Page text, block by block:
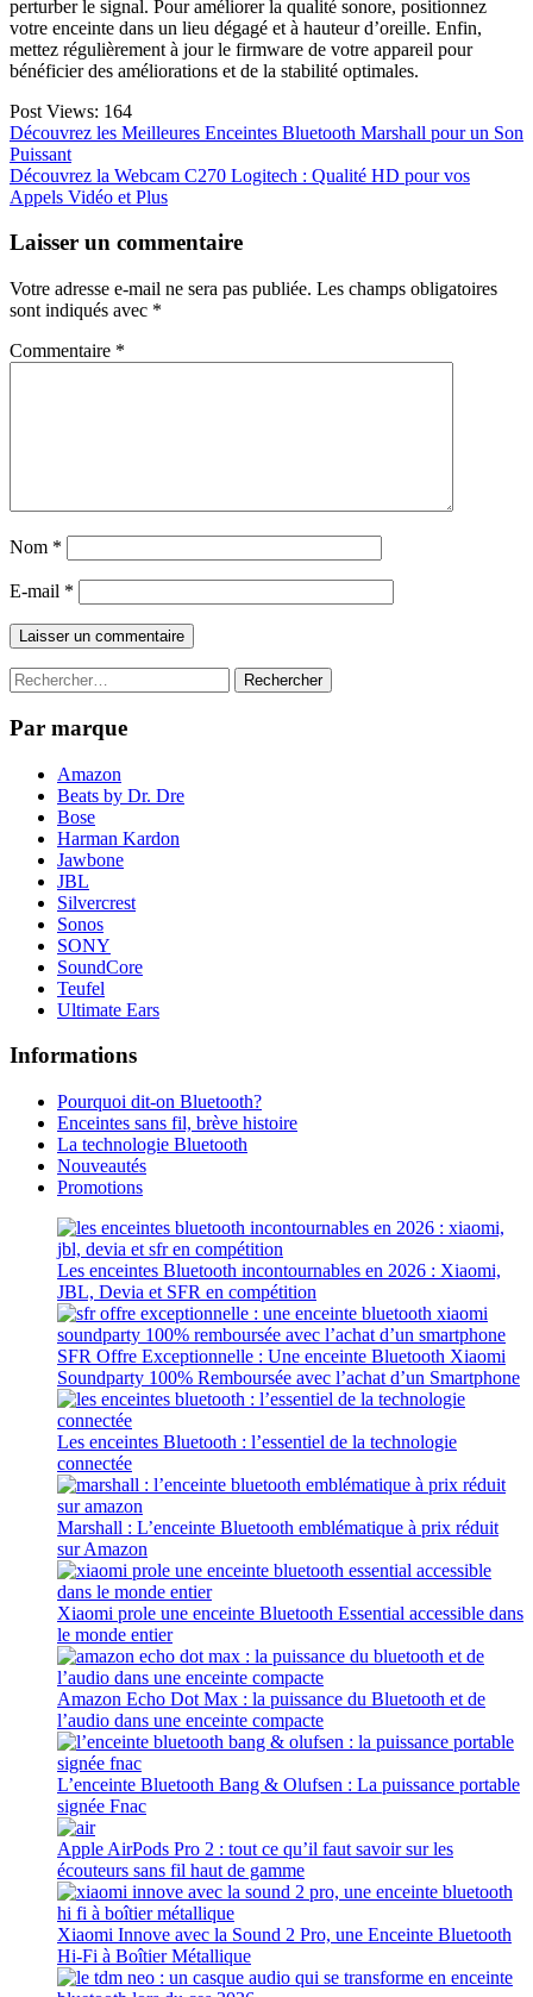
perturber le signal. Pour améliorer la qualité sonore, positionnez
votre enceinte dans un lieu dégagé et à hauteur d’oreille. Enfin,
mettez régulièrement à jour le firmware de votre appareil pour
bénéficier des améliorations et de la stabilité optimales.
Post Views: 164
Navigation
de
l’article
Découvrez les Meilleures Enceintes Bluetooth Marshall pour un Son
Puissant
Découvrez la Webcam C270 Logitech : Qualité HD pour vos
Appels Vidéo et Plus
Laisser un commentaire
Votre adresse e-mail ne sera pas publiée. Les champs obligatoires
sont indiqués avec *
Commentaire *
Nom *
E-mail *
Rechercher :
Par marque
Amazon
Beats by Dr. Dre
Bose
Harman Kardon
Jawbone
JBL
Silvercrest
Sonos
SONY
SoundCore
Teufel
Ultimate Ears
Informations
Pourquoi dit-on Bluetooth?
Enceintes sans fil, brève histoire
La technologie Bluetooth
Nouveautés
Promotions
Les enceintes Bluetooth incontournables en 2026 : Xiaomi,
JBL, Devia et SFR en compétition
SFR Offre Exceptionnelle : Une enceinte Bluetooth Xiaomi
Soundparty 100% Remboursée avec l’achat d’un Smartphone
Les enceintes Bluetooth : l’essentiel de la technologie
connectée
Marshall : L’enceinte Bluetooth emblématique à prix réduit
sur Amazon
Xiaomi prole une enceinte Bluetooth Essential accessible dans
le monde entier
Amazon Echo Dot Max : la puissance du Bluetooth et de
l’audio dans une enceinte compacte
L’enceinte Bluetooth Bang & Olufsen : La puissance portable
signée Fnac
Apple AirPods Pro 2 : tout ce qu’il faut savoir sur les
écouteurs sans fil haut de gamme
Xiaomi Innove avec la Sound 2 Pro, une Enceinte Bluetooth
Hi-Fi à Boîtier Métallique